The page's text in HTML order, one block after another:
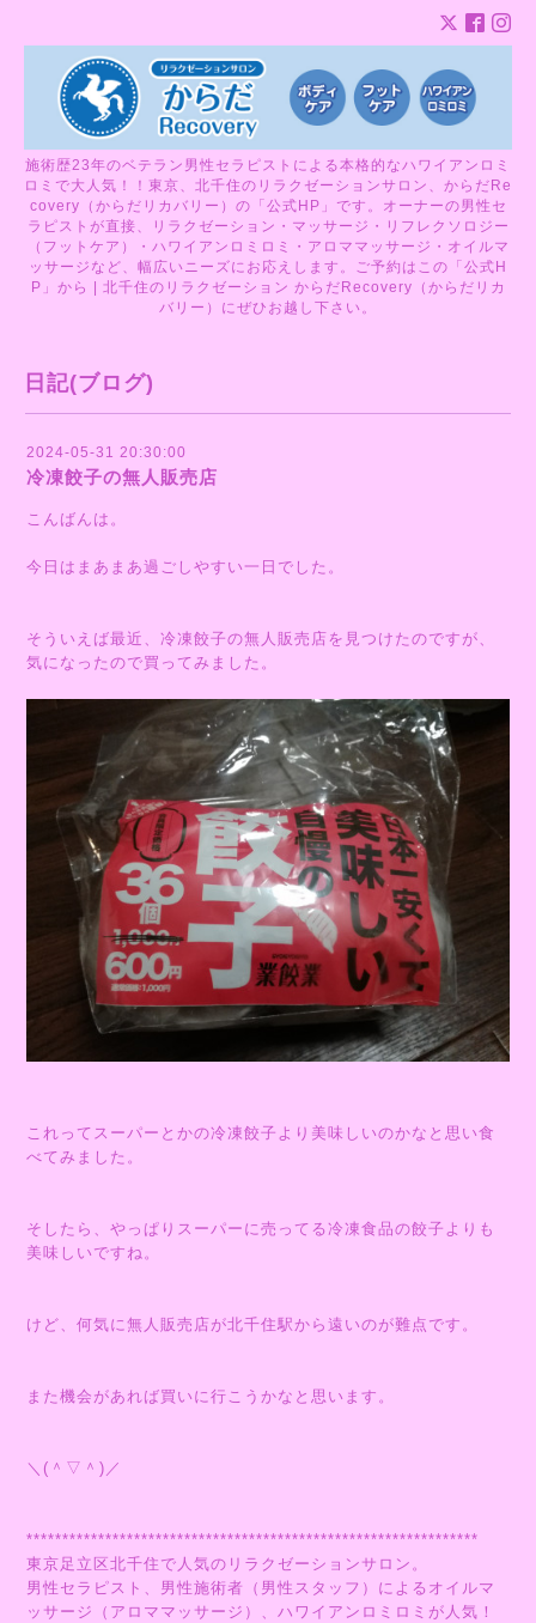
施術歴23年のベテラン男性セラピストによる本格的なハワイアンロミ
ロミで大人気！！東京、北千住のリラクゼーションサロン、からだRe
covery（からだリカバリー）の「公式HP」です。オーナーの男性セ
ラピストが直接、リラクゼーション・マッサージ・リフレクソロジー
（フットケア）・ハワイアンロミロミ・アロママッサージ・オイルマ
ッサージなど、幅広いニーズにお応えします。ご予約はこの「公式H
P」から | 北千住のリラクゼーション からだRecovery（からだリカ
バリー）にぜひお越し下さい。
日記(ブログ)
2024-05-31 20:30:00
冷凍餃子の無人販売店
こんばんは。
今日はまあまあ過ごしやすい一日でした。
そういえば最近、冷凍餃子の無人販売店を見つけたのですが、
気になったので買ってみました。
これってスーパーとかの冷凍餃子より美味しいのかなと思い食
べてみました。
そしたら、やっぱりスーパーに売ってる冷凍食品の餃子よりも
美味しいですね。
けど、何気に無人販売店が北千住駅から遠いのが難点です。
また機会があれば買いに行こうかなと思います。
＼(＾▽＾)／
***************************************************************
東京足立区北千住で人気のリラクゼーションサロン。
男性セラピスト、男性施術者（男性スタッフ）によるオイルマ
ッサージ（アロママッサージ）、ハワイアンロミロミが人気！